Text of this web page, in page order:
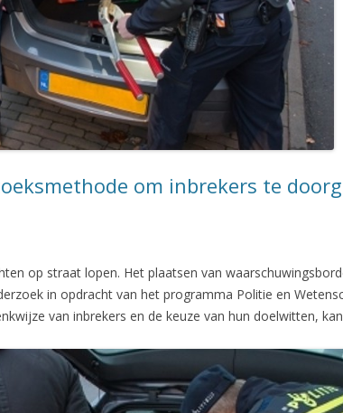
om inbrekers te
op straat lopen. Het plaatsen van
in opdracht van het programma Politie en
van inbrekers en de keuze van hun doelwitten,